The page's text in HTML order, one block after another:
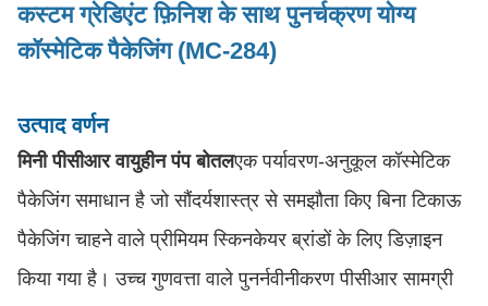
कस्टम ग्रेडिएंट फ़िनिश के साथ पुनर्चक्रण योग्य
कॉस्मेटिक पैकेजिंग (MC-284)
उत्पाद वर्णन
मिनी पीसीआर वायुहीन पंप बोतलएक पर्यावरण-अनुकूल कॉस्मेटिक
पैकेजिंग समाधान है जो सौंदर्यशास्त्र से समझौता किए बिना टिकाऊ
पैकेजिंग चाहने वाले प्रीमियम स्किनकेयर ब्रांडों के लिए डिज़ाइन
किया गया है। उच्च गुणवत्ता वाले पुनर्नवीनीकरण पीसीआर सामग्री